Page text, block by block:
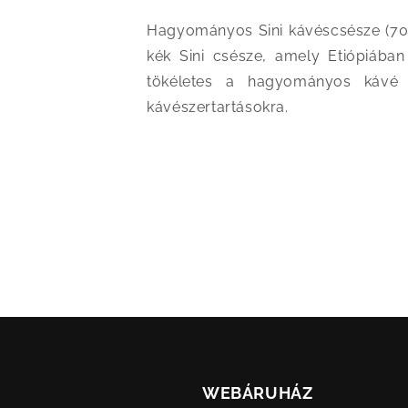
Hagyományos Sini kávéscsésze
kék Sini csésze, amely
tökéletes a hagyományos kávé
kávészertartásokra.
WEBÁRUHÁZ